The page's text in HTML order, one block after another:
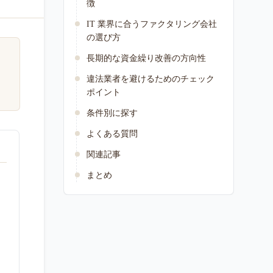
徴
IT 業界に合うファクタリング会社
の選び方
長期的な資金繰り改善の方向性
違法業者を避けるためのチェック
ポイント
条件別に探す
よくある質問
関連記事
まとめ